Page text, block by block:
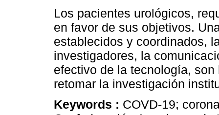
Los pacientes urológicos,
en favor de sus objetivos.
establecidos y coordinados,
investigadores, la
efectivo de la tecnología,
retomar la investigación
Keywords : COVD-19;